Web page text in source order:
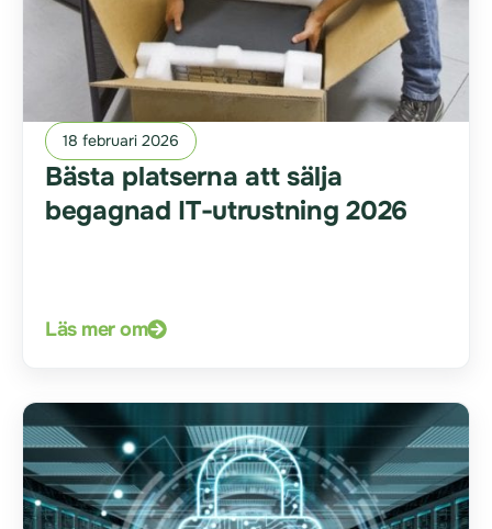
18 februari 2026
Bästa platserna att sälja
begagnad IT-utrustning 2026
Läs mer om